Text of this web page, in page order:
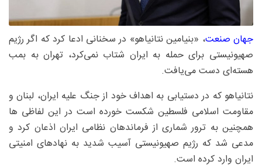
جهان صنعت، «بنیامین نتانیاهو» در سخنانی ادعا کرد که اگر رژیم
صهیونیستی برای حمله به ایران شتاب نمی‌کرد، تهران به بمب
هسته‌ای دست می‌یافت.
نتانیاهو که در دستیابی به اهداف خود از جنگ علیه ایران، لبنان و
مقاومت اسلامی فلسطین شکست خورده است در این لفاظی ها
همچنین به ترور شماری از فرماندهان نظامی ایران اذعان کرد و
مدعی شد که رژیم صهیونیستی آسیب شدید به نهادهای امنیتی
ایران وارد کرده است.